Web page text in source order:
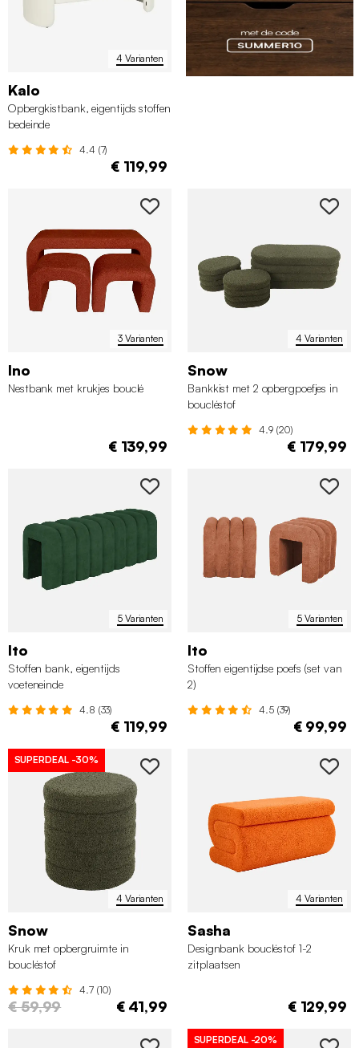
4 Varianten
Kalo
Opbergkistbank, eigentijds stoffen
bedeinde
4.4 (7)
€ 119,99
3 Varianten
Ino
Nestbank met krukjes bouclé
€ 139,99
4 Varianten
Snow
Bankkist met 2 opbergpoefjes in
boucléstof
4.9 (20)
€ 179,99
5 Varianten
Ito
Stoffen bank, eigentijds
voeteneinde
4.8 (33)
€ 119,99
5 Varianten
Ito
Stoffen eigentijdse poefs (set van
2)
4.5 (39)
€ 99,99
4 Varianten
SUPERDEAL -30%
Snow
Kruk met opbergruimte in
boucléstof
4.7 (10)
€ 59,99 € 41,99
4 Varianten
Sasha
Designbank boucléstof 1-2
zitplaatsen
€ 129,99
SUPERDEAL -20%